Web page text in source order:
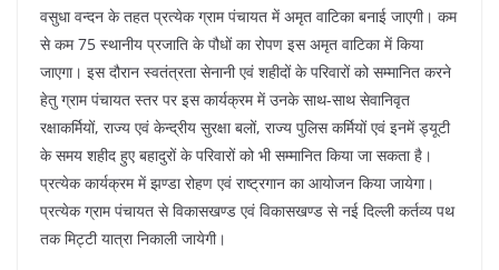
वसुधा वन्दन के तहत प्रत्येक ग्राम पंचायत में अमृत वाटिका बनाई जाएगी। कम
से कम 75 स्थानीय प्रजाति के पौधों का रोपण इस अमृत वाटिका में किया
जाएगा। इस दौरान स्वतंत्रता सेनानी एवं शहीदों के परिवारों को सम्मानित करने
हेतु ग्राम पंचायत स्तर पर इस कार्यक्रम में उनके साथ-साथ सेवानिवृत
रक्षाकर्मियों, राज्य एवं केन्द्रीय सुरक्षा बलों, राज्य पुलिस कर्मियों एवं इनमें ड्यूटी
के समय शहीद हुए बहादुरों के परिवारों को भी सम्मानित किया जा सकता है।
प्रत्येक कार्यक्रम में झण्डा रोहण एवं राष्ट्रगान का आयोजन किया जायेगा।
प्रत्येक ग्राम पंचायत से विकासखण्ड एवं विकासखण्ड से नई दिल्ली कर्तव्य पथ
तक मिट्टी यात्रा निकाली जायेगी।